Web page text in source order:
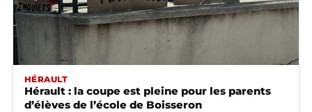
HÉRAULT
Hérault : la coupe est pleine pour les parents
d’élèves de l’école de Boisseron